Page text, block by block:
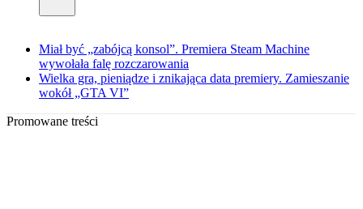
Miał być „zabójcą konsol”. Premiera Steam Machine
wywołała falę rozczarowania
Wielka gra, pieniądze i znikająca data premiery. Zamieszanie
wokół „GTA VI”
Promowane treści